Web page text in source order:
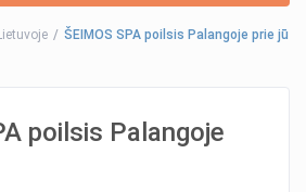
ŠEIMOS SPA poilsis Palangoje prie jū
poilsis Palangoje